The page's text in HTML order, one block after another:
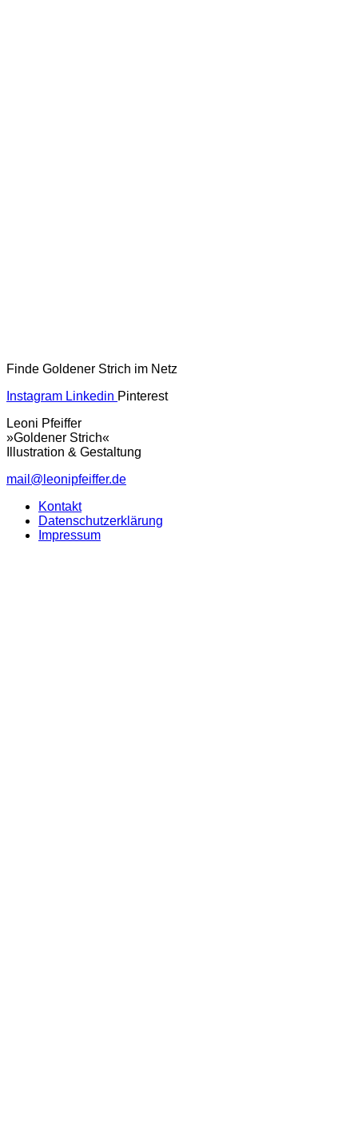
Finde Goldener Strich im Netz
Instagram Linkedin Pinterest
Leoni Pfeiffer
»Goldener Strich«
Illustration & Gestaltung
mail@leonipfeiffer.de
Kontakt
Datenschutzerklärung
Impressum